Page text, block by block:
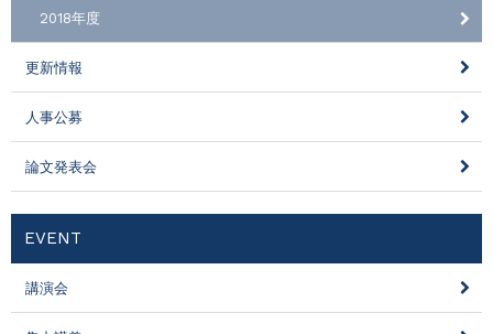
2018年度
更新情報
人事公募
論文発表会
EVENT
講演会